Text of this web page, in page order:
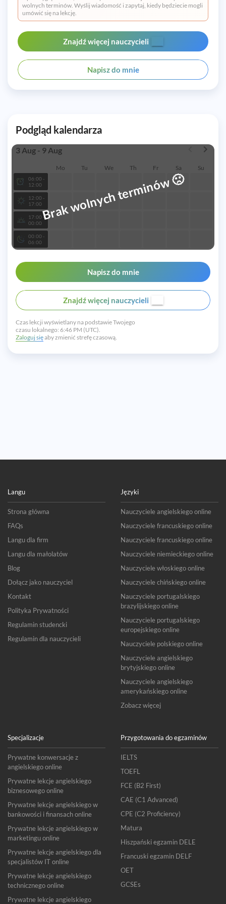
wolnych terminów. Wyślij wiadomość i zapytaj, kiedy będziecie mogli
umówić się na lekcję.
Znajdź więcej nauczycieli
Napisz do mnie
Podgląd kalendarza
3 Aug - 9 Aug
Mo Tu We Th Fr Sa Su
06:00 -
12:00
12:00 -
17:00
17:00 -
00:00
00:00 -
06:00
Brak wolnych terminów🙁
Napisz do mnie
Znajdź więcej nauczycieli
Czas lekcji wyświetlany na podstawie Twojego
czasu lokalnego: 6:46 PM (UTC).
Zaloguj sięaby zmienić strefę czasową.
Langu
Strona główna
FAQs
Langu dla firm
Langu dla małolatów
Blog
Dołącz jako nauczyciel
Kontakt
Polityka Prywatności
Regulamin studencki
Regulamin dla nauczycieli
Języki
Nauczyciele angielskiego online
Nauczyciele francuskiego online
Nauczyciele francuskiego online
Nauczyciele niemieckiego online
Nauczyciele włoskiego online
Nauczyciele chińskiego online
Nauczyciele portugalskiego
brazylijskiego online
Nauczyciele portugalskiego
europejskiego online
Nauczyciele polskiego online
Nauczyciele angielskiego
brytyjskiego online
Nauczyciele angielskiego
amerykańskiego online
Zobacz więcej
Specjalizacje
Prywatne konwersacje z
angielskiego online
Prywatne lekcje angielskiego
biznesowego online
Prywatne lekcje angielskiego w
bankowości i finansach online
Prywatne lekcje angielskiego w
marketingu online
Prywatne lekcje angielskiego dla
specjalistów IT online
Prywatne lekcje angielskiego
technicznego online
Prywatne lekcje angielskiego
Przygotowania do egzaminów
IELTS
TOEFL
FCE (B2 First)
CAE (C1 Advanced)
CPE (C2 Proficiency)
Matura
Hiszpański egzamin DELE
Francuski egzamin DELF
OET
GCSEs